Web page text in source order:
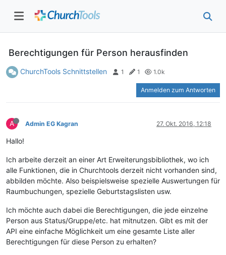
Berechtigungen für Person herausfinden
ChurchTools Schnittstellen 1 1 1.0k
Anmelden zum Antworten
A Admin EG Kagran 27. Okt. 2016, 12:18
Hallo!
Ich arbeite derzeit an einer Art Erweiterungsbibliothek, wo ich
alle Funktionen, die in Churchtools derzeit nicht vorhanden sind,
abbilden möchte. Also beispielsweise spezielle Auswertungen für
Raumbuchungen, spezielle Geburtstagslisten usw.
Ich möchte auch dabei die Berechtigungen, die jede einzelne
Person aus Status/Gruppe/etc. hat mitnutzen. Gibt es mit der
API eine einfache Möglichkeit um eine gesamte Liste aller
Berechtigungen für diese Person zu erhalten?